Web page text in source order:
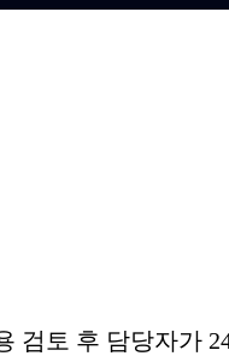
검토 후 담당자가